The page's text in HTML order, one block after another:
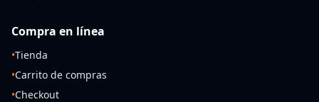
Compra en línea
•Tienda
•Carrito de compras
•Checkout